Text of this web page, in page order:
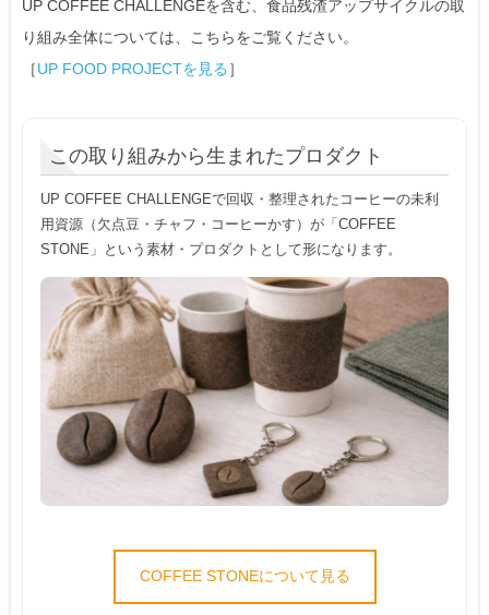
UP COFFEE CHALLENGEを含む、食品残渣アップサイクルの取
り組み全体については、こちらをご覧ください。
［UP FOOD PROJECTを見る ］
この取り組みから生まれたプロダクト
UP COFFEE CHALLENGEで回収・整理されたコーヒーの未利
用資源（欠点豆・チャフ・コーヒーかす）が「COFFEE
STONE」という素材・プロダクトとして形になります。
COFFEE STONEについて見る